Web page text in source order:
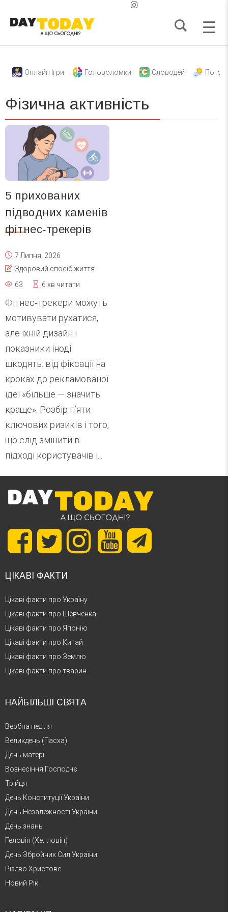
Онлайн Ігри Головоломки Словодей
Фізична активність
5 прихованих
підводних каменів
фітнес‑трекерів
7 Липня, 2026
Здоровий спосіб життя
63
6 хв читати
Фітнес‑трекери можуть
мотивувати рухатися,
але їхній дизайн і
показники іноді
шкодять: від фіксації на
кроках до рекламованої
ідеї «більше — значить
краще». Розбір п’яти
ключових ризиків і того,
що слід змінити в
підході користувачів і...
ЦІКАВІ ФАКТИ
Цікаві факти про Україну
Цікаві факти про Шевченка
Цікаві факти про Японію
Цікаві факти про Китай
Цікаві факти про Землю
Цікаві факти про тварин
НАЙБІЛЬШІ СВЯТА
Вербна неділя
Великдень (Пасха)
День матері
Вознесіння Господнє
Трійця
День Конституції України
День Незалежності України
День знань
Геловін (Хелловін)
День Збройних Сил України
Різдво Христове
Новий Рік